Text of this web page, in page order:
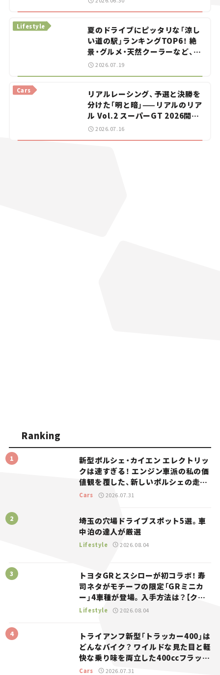
夏のドライブにピッタリな「涼し
い道の駅」ランキングTOP6！ 絶
景・グルメ・天然クーラーなど、避
暑におすすめのスポットを紹介
Lifestyle
2026.07.19
リアルレーシング、予選と決勝を
分けた「明と暗」——リアルのリア
ル Vol.2 スーパーGT 2026開幕
戦 岡山国際サーキット
Cars
2026.07.16
Ranking
新型ポルシェ・カイエン エレクトリッ
クは速すぎる！ エンジン車派の私の価
値観を覆した、新しいポルシェの走
り。
Cars 2026.07.31
埼玉の穴場ドライブスポット5選。車
中泊の達人が厳選
Lifestyle 2026.08.04
トヨタGRとスシローが初コラボ！ 寿
司ネタがモチーフの限定「GRミニカ
ー」4車種が登場。入手方法は？【クル
マとホビー】
Lifestyle 2026.08.04
トライアンフ新型「トラッカー400」は
どんなバイク？ ワイルドな見た目と軽
快な乗り味を両立した400ccフラット
トラッカー【試乗レビュー】
Cars 2026.07.31